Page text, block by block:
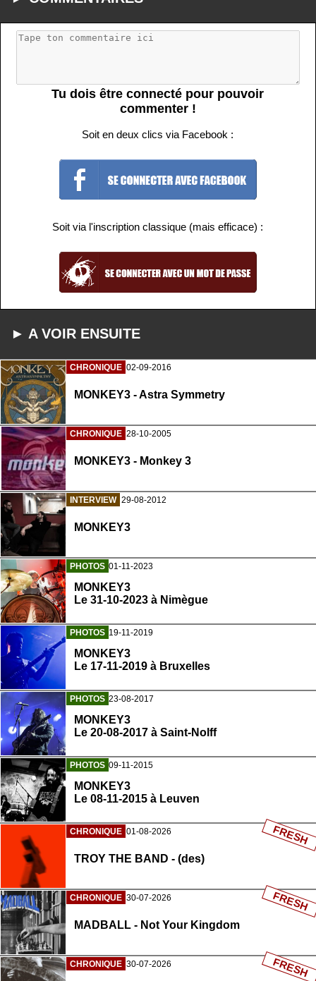
Tu dois être connecté pour pouvoir
commenter !
Soit en deux clics via Facebook :
Soit via l'inscription classique (mais efficace) :
► A VOIR ENSUITE
CHRONIQUE 02-09-2016
MONKEY3 - Astra Symmetry
CHRONIQUE 28-10-2005
MONKEY3 - Monkey 3
INTERVIEW 29-08-2012
MONKEY3
PHOTOS 01-11-2023
MONKEY3
Le 31-10-2023 à Nimègue
PHOTOS 19-11-2019
MONKEY3
Le 17-11-2019 à Bruxelles
PHOTOS 23-08-2017
MONKEY3
Le 20-08-2017 à Saint-Nolff
PHOTOS 09-11-2015
MONKEY3
Le 08-11-2015 à Leuven
CHRONIQUE 01-08-2026
TROY THE BAND - (des)
FRESH
CHRONIQUE 30-07-2026
MADBALL - Not Your Kingdom
FRESH
CHRONIQUE 30-07-2026 FRESH